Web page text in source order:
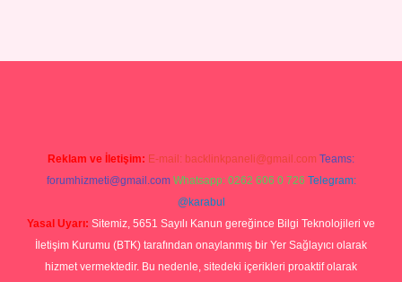
Reklam ve İletişim: E-mail: backlinkpaneli@gmail.com Teams:
forumhizmeti@gmail.com Whatsapp: 0262 606 0 726 Telegram:
@karabul
Yasal Uyarı: Sitemiz, 5651 Sayılı Kanun gereğince Bilgi Teknolojileri ve
İletişim Kurumu (BTK) tarafından onaylanmış bir Yer Sağlayıcı olarak
hizmet vermektedir. Bu nedenle, sitedeki içerikleri proaktif olarak